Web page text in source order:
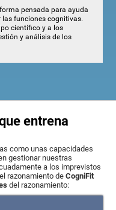
pensada para ayuda
funciones cognitivas.
científico y a los
y análisis de los
entrena
como unas capacidades
gestionar nuestras
a los imprevistos
razonamiento deCogniFit
del razonamiento: